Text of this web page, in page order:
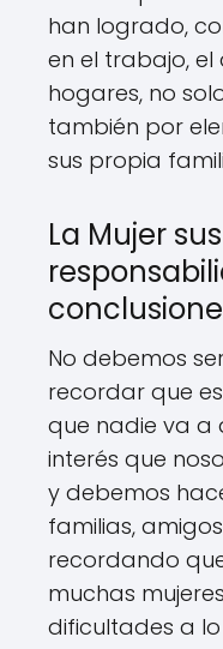
han logrado,
en el trabajo,
hogares, no
también por
sus propia
La Mujer
No debemos
recordar que
que nadie va a
interés que
y debemos
familias,
recordando
muchas
dificultades a